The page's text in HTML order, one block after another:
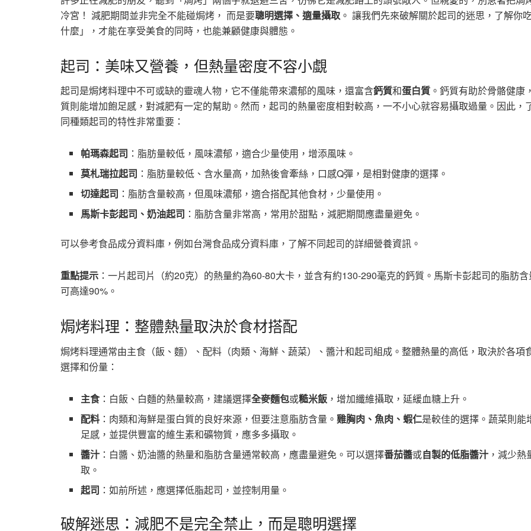
冷宮！ 減肥期間並非完全不能碰焗烤， 而是要聰明選擇、適量攝取 。 讓我們先來破解關於起司的迷思，了解你
什麼」，才能在享受美食的同時，也能兼顧健康與體態。
起司：美味又營養，但熱量密度不容小覷
起司是焗烤料理中不可或缺的靈魂人物，它不僅能帶來濃郁的風味，還富含鈣質和蛋白質 。鈣質有助於骨骼健康
質則能增加飽足感，對減肥有一定的幫助。然而，起司的熱量密度相對較高，一不小心就容易攝取過量。因此，
同種類起司的特性非常重要：
帕瑪森起司 ：脂肪量較低，風味濃郁，適合少量使用，增添風味。
莫札瑞拉起司 ：脂肪量較低、含水量高，加熱後會牽絲，口感Q彈，是相對健康的選擇。
切達起司 ：脂肪含量較高，但風味濃郁，適合搭配其他食材，少量使用。
馬斯卡彭起司、奶油起司 ：脂肪含量非常高，常用於甜點，減肥期間應盡量避免。
可以參考食品成分資料庫，例如台灣食品成分資料庫，了解不同起司的詳細營養資訊。
重點提示 ：一片起司片（約20克）的熱量約為60-80大卡，並含有約130-290毫克的鈣質。馬斯卡彭起司的脂肪
可高達90%。
焗烤料理：整體熱量取決於食材搭配
焗烤料理通常由主食（飯、麵）、配料（肉類、海鮮、蔬菜）、醬汁和起司組成。整體熱量的高低，取決於各項
選擇和份量：
主食：白飯、白麵的熱量較高，建議選擇全麥麵包或糙米飯 ，增加纖維攝取，延緩血糖上升。
配料 ：肉類和海鮮是蛋白質的良好來源，但要注意脂肪含量。雞胸肉、魚肉、蝦仁是較佳的選擇。蔬菜則能
足感，並提供豐富的維生素和礦物質，應多多攝取。
醬汁 ：白醬、奶油醬的熱量和脂肪含量通常較高，應盡量避免。可以選擇番茄醬或自製的低脂醬汁 ，減少熱
取。
起司 ：如前所述，應選擇低脂起司，並控制用量。
破解迷思：減肥不是完全禁止，而是聰明選擇